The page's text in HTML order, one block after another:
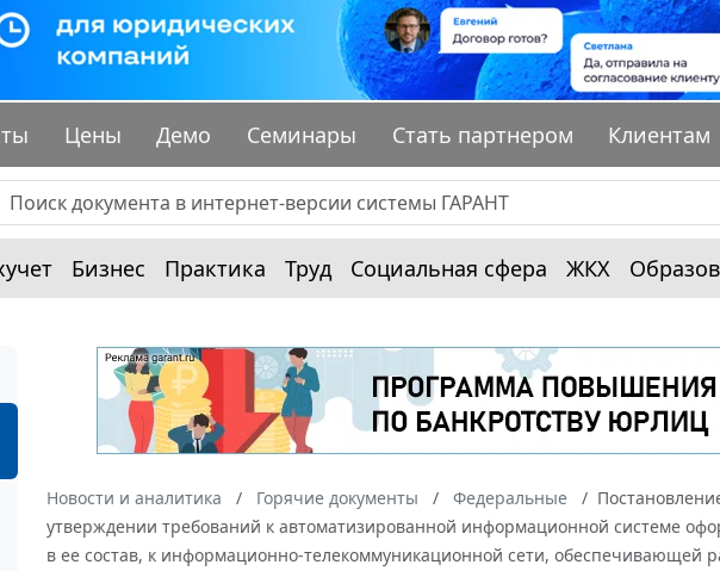
Цены Демо Семинары Стать партнером Клиентам
Бизнес Практика Труд Социальная сфера ЖКХ
Новости и аналитика Горячие документы Федеральные
утверждении требований к автоматизированной информационной системе
в ее состав, к информационно-телекоммуникационной сети, обеспечивающей